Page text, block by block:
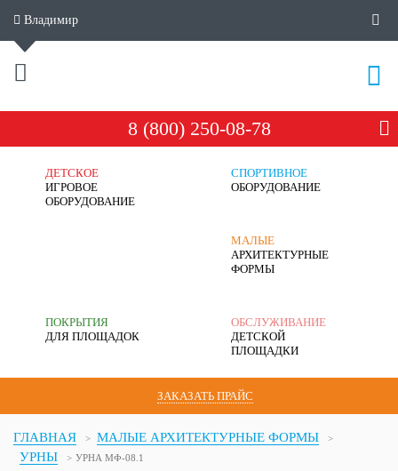
Владимир
8 (800) 250-08-78
ДЕТСКОЕ
ИГРОВОЕ
ОБОРУДОВАНИЕ
СПОРТИВНОЕ
ОБОРУДОВАНИЕ
МАЛЫЕ
АРХИТЕКТУРНЫЕ
ФОРМЫ
ПОКРЫТИЯ
ДЛЯ ПЛОЩАДОК
ОБСЛУЖИВАНИЕ
ДЕТСКОЙ
ПЛОЩАДКИ
ЗАКАЗАТЬ ПРАЙС
ГЛАВНАЯ
МАЛЫЕ АРХИТЕКТУРНЫЕ ФОРМЫ
УРНЫ
УРНА МФ-08.1